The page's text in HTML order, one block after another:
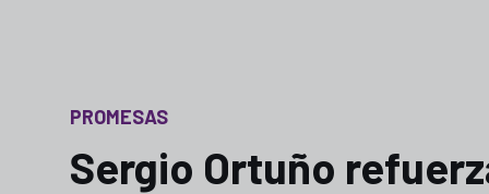
PROMESAS
Sergio Ortuño